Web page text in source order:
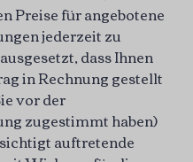
Preise für angebotene
jederzeit zu
dass Ihnen
in Rechnung gestellt
vor der
zugestimmt haben)
auftretende